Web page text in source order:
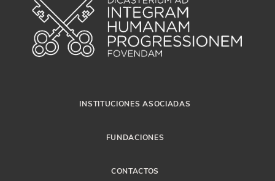
INSTITUCIONES ASOCIADAS
FUNDACIONES
CONTACTOS